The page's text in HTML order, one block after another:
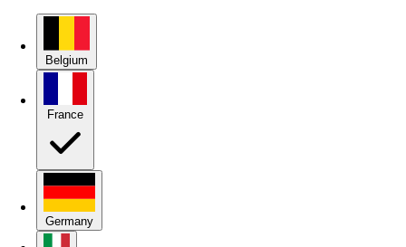
Belgium
Germany